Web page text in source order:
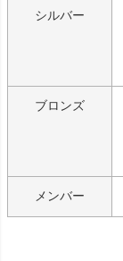
シルバー
ブロンズ
メンバー